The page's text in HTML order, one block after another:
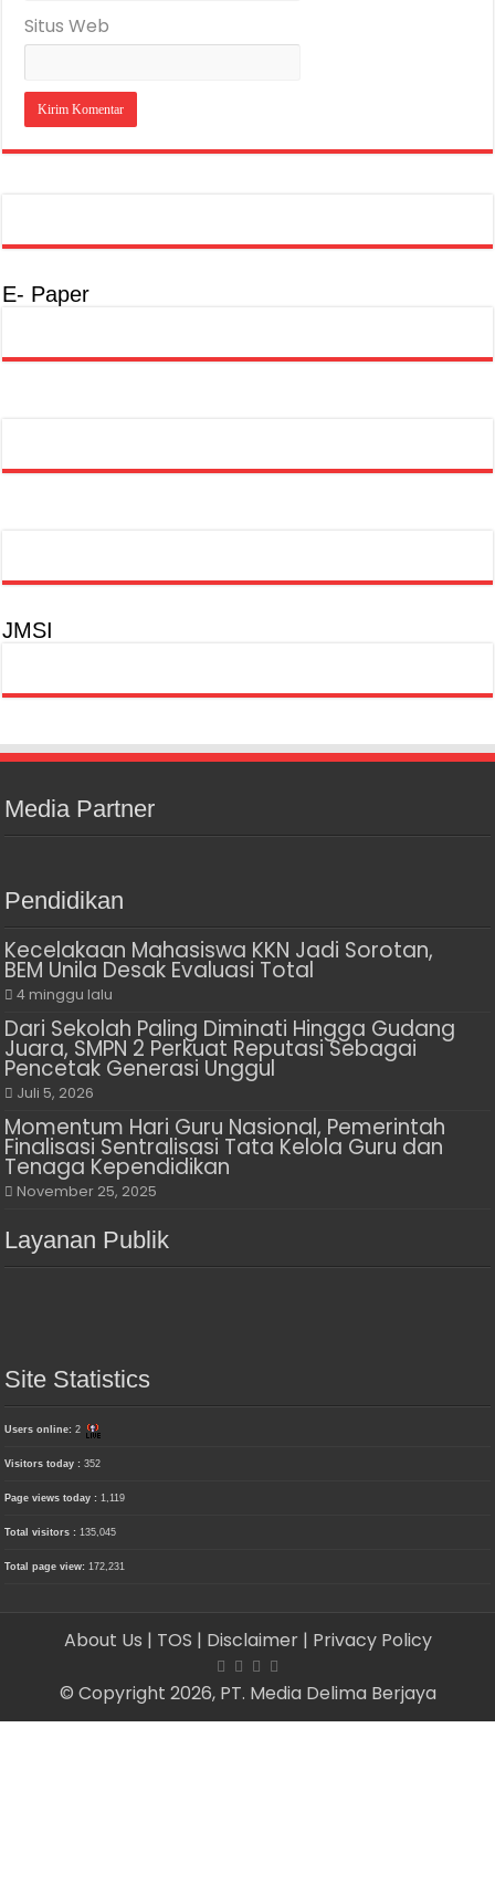
Situs Web
E- Paper
JMSI
Media Partner
Pendidikan
Kecelakaan Mahasiswa KKN Jadi Sorotan,
BEM Unila Desak Evaluasi Total
4 minggu lalu
Dari Sekolah Paling Diminati Hingga Gudang
Juara, SMPN 2 Perkuat Reputasi Sebagai
Pencetak Generasi Unggul
Juli 5, 2026
Momentum Hari Guru Nasional, Pemerintah
Finalisasi Sentralisasi Tata Kelola Guru dan
Tenaga Kependidikan
November 25, 2025
Layanan Publik
Site Statistics
Users online:2
Visitors today :352
Page views today :1,119
Total visitors :135,045
Total page view:172,231
About Us | TOS | Disclaimer | Privacy Policy
© Copyright 2026, PT. Media Delima Berjaya